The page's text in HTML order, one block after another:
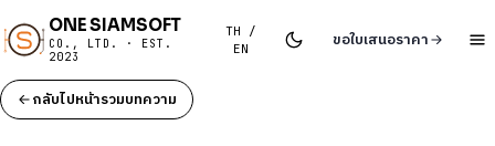
ONE SIAMSOFT
CO., LTD. · EST.
2023
TH /
EN
ขอใบเสนอราคา
กลับไปหน้ารวมบทความ